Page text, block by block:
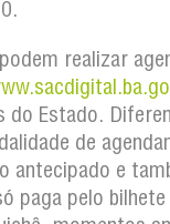
realizar
do Estado.
de
antecipado e
paga pelo bilhete